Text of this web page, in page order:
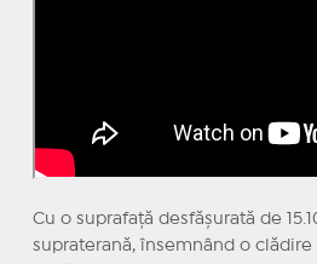
Cu o suprafaţă desfăşurată de
supraterană, însemnând o clădire